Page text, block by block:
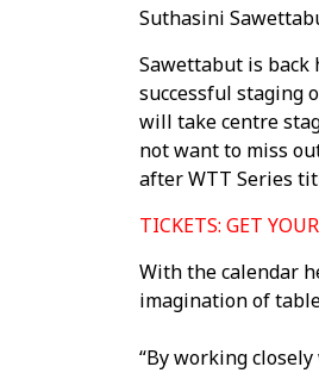
Suthasini
Sawettabut is back
successful staging
will take centre
not want to miss
after WTT Series
TICKETS: GET
With the calendar
imagination of
“By working